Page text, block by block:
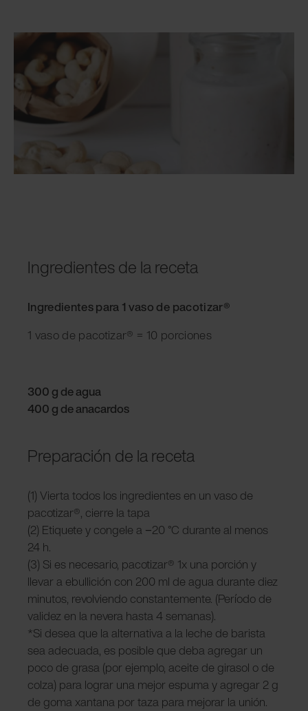
Ingredientes de la receta
Ingredientes para 1 vaso de pacotizar®
1 vaso de pacotizar® = 10 porciones
300 g de agua
400 g de anacardos
Preparación de la receta
(1) Vierta todos los ingredientes en un vaso de
pacotizar®, cierre la tapa
(2) Etiquete y congele a −20 °C durante al menos
24 h.
(3) Si es necesario, pacotizar® 1x una porción y
llevar a ebullición con 200 ml de agua durante diez
minutos, revolviendo constantemente. (Período de
validez en la nevera hasta 4 semanas).
*Si desea que la alternativa a la leche de barista
sea adecuada, es posible que deba agregar un
poco de grasa (por ejemplo, aceite de girasol o de
colza) para lograr una mejor espuma y agregar 2 g
de goma xantana por taza para mejorar la unión.